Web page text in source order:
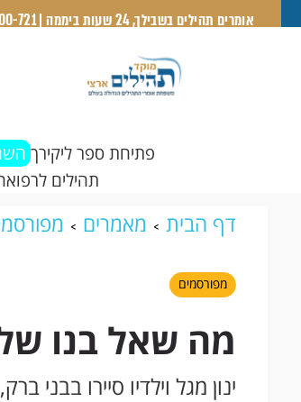
אומרים תהילים בשבילך, 24 שעות ביממה | 1-700-700-721
פתיחת ספר ליקירך
תהילים
דף הבית מאמרים
מפורסמים
מה שאל בנו
ינון מגל וילדיו סיירו בבני